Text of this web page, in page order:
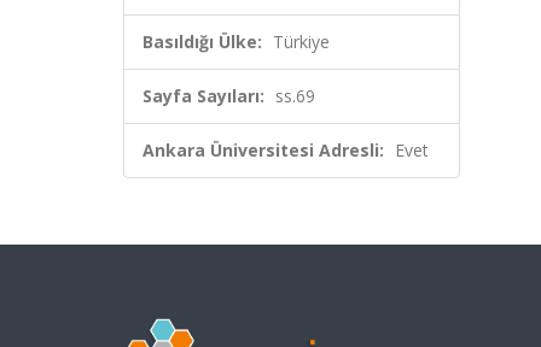
Basıldığı Ülke: Türkiye
Sayfa Sayıları: ss.69
Ankara Üniversitesi Adresli: Evet